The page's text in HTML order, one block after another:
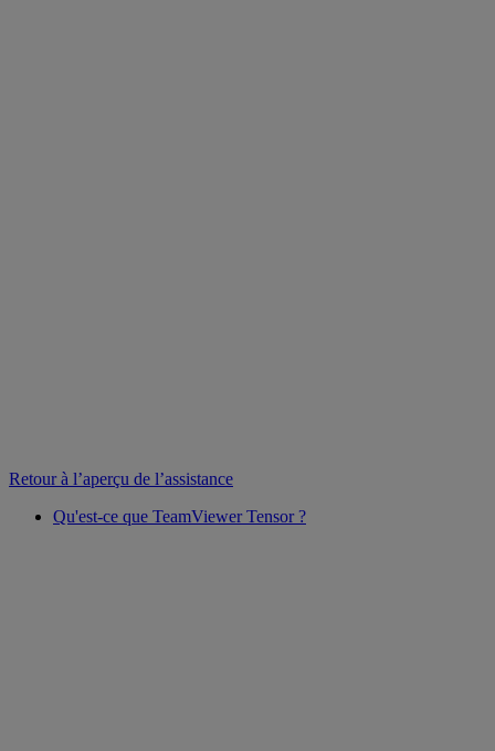
Retour à l’aperçu de l’assistance
Qu'est-ce que TeamViewer Tensor ?